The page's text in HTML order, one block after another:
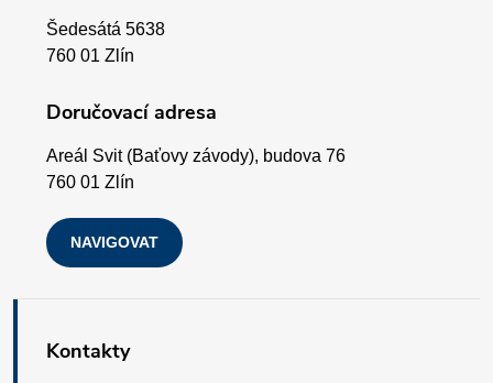
Šedesátá 5638
760 01 Zlín
Doručovací adresa
Areál Svit (Baťovy závody), budova 76
760 01 Zlín
NAVIGOVAT
Kontakty